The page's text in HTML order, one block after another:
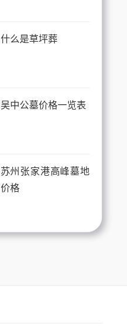
什么是草坪葬
吴中公墓价格一览表
苏州张家港高峰墓地
价格